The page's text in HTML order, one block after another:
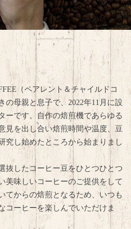
（ペアレント＆チャイルドコ
の母親と息子で、2022年11月に設
ーです。自作の焙煎機であらゆる
見を出し合い焙煎時間や温度、豆
究し始めたところから始まりまし
抜したコーヒー豆をひとつひとつ
美味しいコーヒーのご提供をして
てからの焙煎となるため、いつも
コーヒーを楽しんでいただけま